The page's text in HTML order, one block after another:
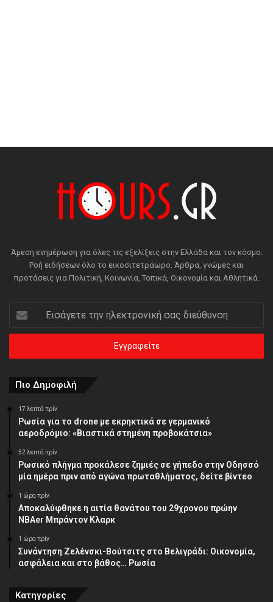
Άμεση ενημέρωση για όλες τις εξελίξεις στην Ελλάδα και τον κόσμο.
Ροή ειδήσεων όλο το εικοσιτετράωρο. Άρθρα, γνώμες και
προτάσεις για Πολιτική, Κοινωνία, Τοπικά, Οικονομία και Αθλητικά.
Εισάγετε
την
ηλεκτρονική
διεύθυνση
Πιο Δημοφιλή
17 λεπτά πρίν
Ρωσία για το drone με εκρηκτικά σε γερμανικό
αεροδρόμιο: «Βιαστικά στημένη προβοκάτσια»
52 λεπτά πρίν
Ρωσικό πλήγμα προκάλεσε ζημιές σε γήπεδο στην Οδησσό
μία ημέρα πριν από αγώνα πρωταθλήματος, δείτε βίντεο
1 ώρα πρίν
Αποκαλύφθηκε η αιτία θανάτου του 29χρονου πρώην
NBAer Μπράντον Κλαρκ
1 ώρα πρίν
Συνάντηση Ζελένσκι-Βούτσιτς στο Βελιγράδι: Οικονομία,
ασφάλεια και στο βάθος… Ρωσία
Κατηγορίες